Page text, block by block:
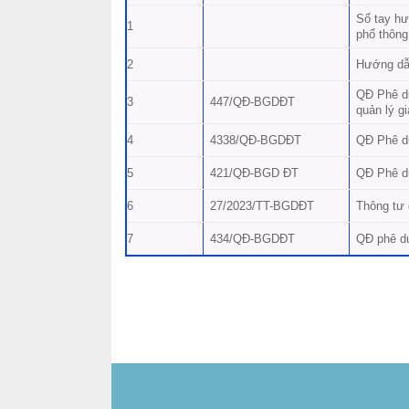
1
Sổ tay
phổ thông
2 Hướng
3 447/QĐ-BGDĐT
QĐ Phê
quản lý
4 4338/QĐ-BGDĐT QĐ Phê
5 421/QĐ-BGD ĐT QĐ Phê
6 27/2023/TT-BGDĐT Thông tư
7 434/QĐ-BGDĐT QĐ phê